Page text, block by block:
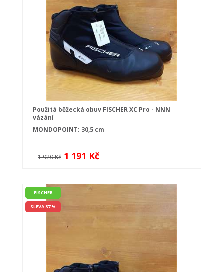
Použitá běžecká obuv FISCHER XC Pro - NNN
vázání
MONDOPOINT: 30,5 cm
1 920 Kč 1 191 Kč
FISCHER
SLEVA 37 %